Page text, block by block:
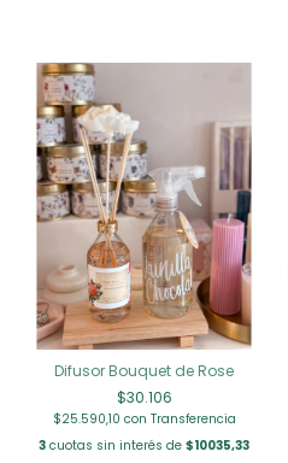
Difusor Bouquet de Rose
$30.106
$25.590,10 con Transferencia
3 cuotas sin interés de $10035,33